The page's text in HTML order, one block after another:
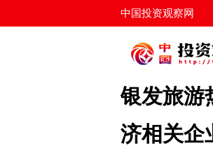
中国投资观察网
银发旅游
济相关企